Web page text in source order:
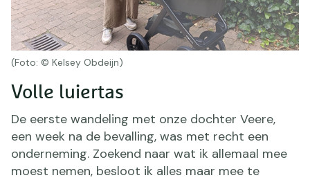
Volle luiertas
De eerste wandeling met onze dochter Veere,
een week na de bevalling, was met recht een
onderneming. Zoekend naar wat ik allemaal mee
moest nemen, besloot ik alles maar mee te
(Foto: © Kelsey Obdeijn)